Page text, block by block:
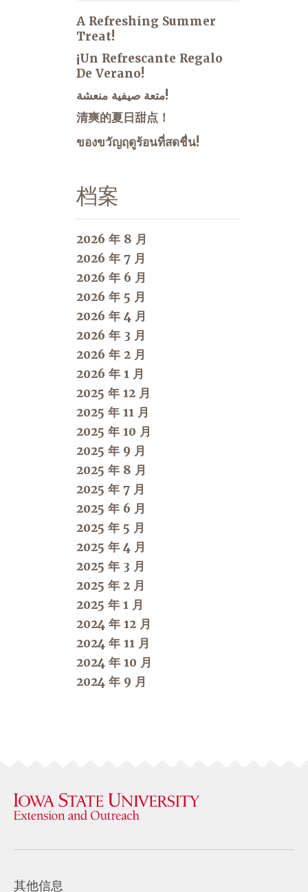
A Refreshing Summer
Treat!
¡Un Refrescante Regalo
De Verano!
متعة صيفية منعشة!
清爽的夏日甜点！
ของขวัญฤดูร้อนที่สดชื่น!
档案
2026 年 8 月
2026 年 7 月
2026 年 6 月
2026 年 5 月
2026 年 4 月
2026 年 3 月
2026 年 2 月
2026 年 1 月
2025 年 12 月
2025 年 11 月
2025 年 10 月
2025 年 9 月
2025 年 8 月
2025 年 7 月
2025 年 6 月
2025 年 5 月
2025 年 4 月
2025 年 3 月
2025 年 2 月
2025 年 1 月
2024 年 12 月
2024 年 11 月
2024 年 10 月
2024 年 9 月
其他信息